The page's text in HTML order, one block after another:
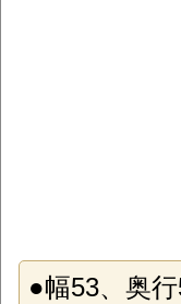
●幅53、奥